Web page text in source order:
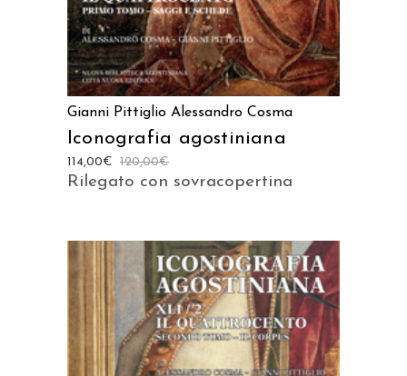
Gianni Pittiglio Alessandro Cosma
Iconografia agostiniana
120,00€
114,00€
Rilegato con sovracopertina